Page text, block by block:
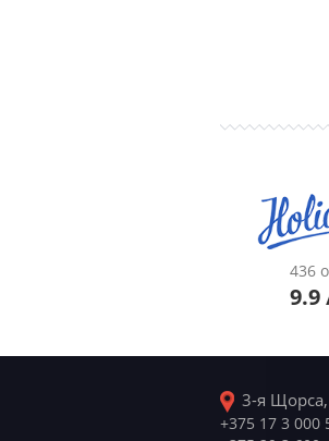
436
9.9
3-я
+375 17 3 000